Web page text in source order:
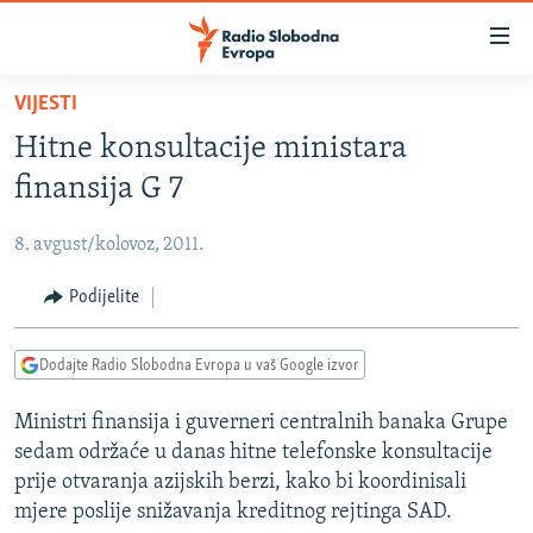
Pređite
glavni
sadržaj
na
navigaciju
Pređite
na
BOSNA I HERCEGOVINA
KOSOVO
CRNA GORA
VIDEO
FOTOGALERIJE
INFOGRAFIKE
PODCASTI
RAT U UKRAJINI
KINA NA BALKANU
RSE PRIČE IZ SVIJETA
VIJESTI
Hitne konsultacije ministara
finansija G 7
8. avgust/kolovoz, 2011.
Podijelite
Dodajte Radio Slobodna Evropa u vaš Google izvor
Ministri finansija i guverneri centralnih banaka Grupe
sedam održaće u danas hitne telefonske konsultacije
prije otvaranja azijskih berzi, kako bi koordinisali
mjere poslije snižavanja kreditnog rejtinga SAD.